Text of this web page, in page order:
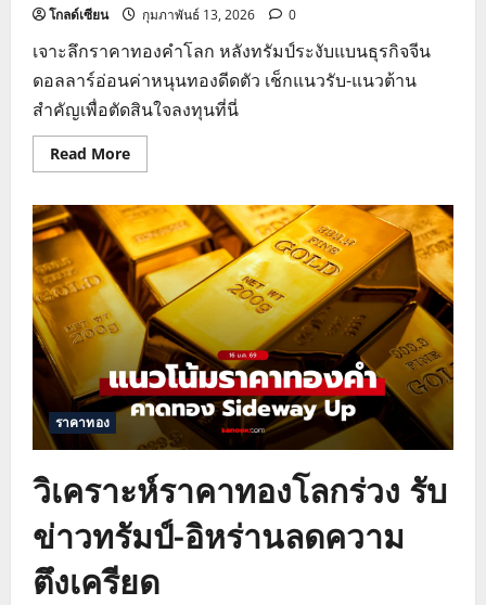
โกลด์เซียน กุมภาพันธ์ 13, 2026 0
เจาะลึกราคาทองคำโลก หลังทรัมป์ระงับแบนธุรกิจจีน
ดอลลาร์อ่อนค่าหนุนทองดีดตัว เช็กแนวรับ-แนวต้าน
สำคัญเพื่อตัดสินใจลงทุนที่นี่
Read MoreRead
more
ราคา
ทองคำ
วัน
นี้
แนว
โน้ม
พุ่ง
แตะ
5,020
ดอลลาร์
ราคาทอง
วิเคราะห์ราคาทองโลกร่วง รับ
ข่าวทรัมป์-อิหร่านลดความ
ตึงเครียด